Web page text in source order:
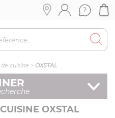
cuisine > OXSTAL
OXSTAL